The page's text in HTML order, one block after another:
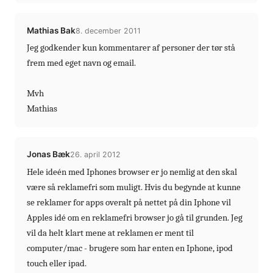
Mathias Bak8. december 2011
Jeg godkender kun kommentarer af personer der tør stå
frem med eget navn og email.
Mvh
Mathias
Jonas Bæk26. april 2012
Hele ideén med Iphones browser er jo nemlig at den skal
være så reklamefri som muligt. Hvis du begynde at kunne
se reklamer for apps overalt på nettet på din Iphone vil
Apples idé om en reklamefri browser jo gå til grunden. Jeg
vil da helt klart mene at reklamen er ment til
computer/mac - brugere som har enten en Iphone, ipod
touch eller ipad.